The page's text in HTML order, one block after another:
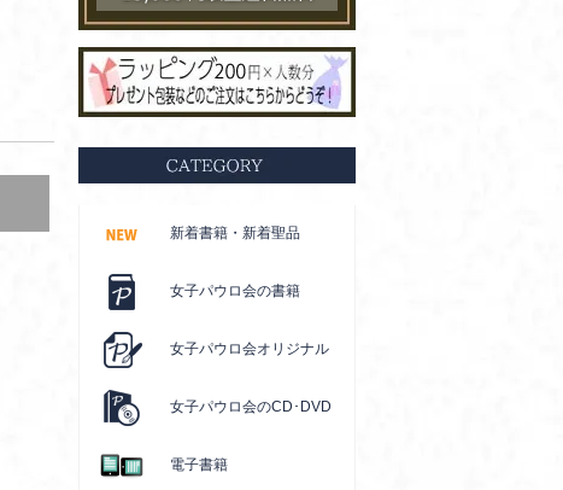
新着書籍・新着聖品
女子パウロ会の書籍
女子パウロ会オリジナル
女子パウロ会のCD･DVD
電子書籍